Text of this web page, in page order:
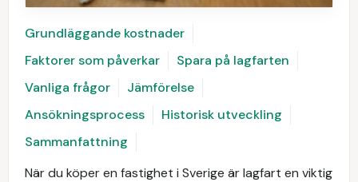
Grundläggande kostnader
Faktorer som påverkar
Spara på lagfarten
Vanliga frågor
Jämförelse
Ansökningsprocess
Historisk utveckling
Sammanfattning
När du köper en fastighet i Sverige är lagfart en viktig